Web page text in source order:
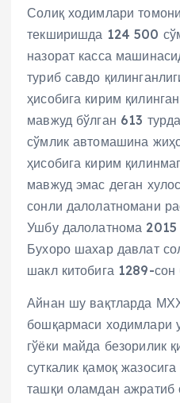
Солиқ ходимлари
текширишда 124 500
назорат касса
туриб савдо
ҳисобига кирим
мавжуд бўлган 613
сўмлик автомашина
ҳисобига кирим
мавжуд эмас деган
сонли далолатномани
Ушбу далолатнома 2015
Бухоро шахар давлат
шакл китобига 1289-сон
Айнан шу вақтларда
бошқармаси ходимлари
гўёки майда безорилик
суткалик қамоқ
ташқи оламдан ажратиб